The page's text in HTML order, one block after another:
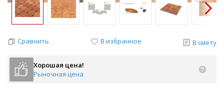
Сравнить В избранное В смету
Хорошая цена!
Рыночная цена